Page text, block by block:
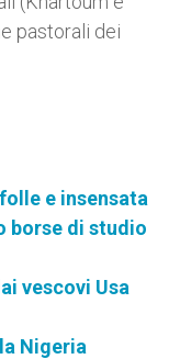
pastorali dei
e insensata
borse di studio
vescovi Usa
Nigeria